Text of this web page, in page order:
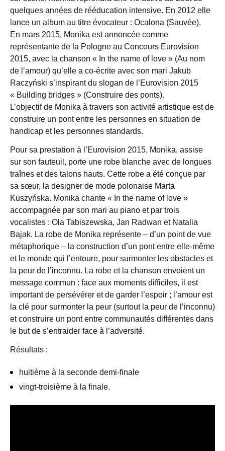
quelques années de rééducation intensive. En 2012 elle
lance un album au titre évocateur : Ocalona (Sauvée).
En mars 2015, Monika est annoncée comme
représentante de la Pologne au Concours Eurovision
2015, avec la chanson « In the name of love » (Au nom
de l’amour) qu’elle a co-écrite avec son mari Jakub
Raczyński s’inspirant du slogan de l’Eurovision 2015
« Building bridges » (Construire des ponts).
L’objectif de Monika à travers son activité artistique est de
construire un pont entre les personnes en situation de
handicap et les personnes standards.
Pour sa prestation à l’Eurovision 2015, Monika, assise
sur son fauteuil, porte une robe blanche avec de longues
traînes et des talons hauts. Cette robe a été conçue par
sa sœur, la designer de mode polonaise Marta
Kuszyńska. Monika chante « In the name of love »
accompagnée par son mari au piano et par trois
vocalistes : Ola Tabiszewska, Jan Radwan et Natalia
Bajak. La robe de Monika représente – d’un point de vue
métaphorique – la construction d’un pont entre elle-même
et le monde qui l’entoure, pour surmonter les obstacles et
la peur de l’inconnu. La robe et la chanson envoient un
message commun : face aux moments difficiles, il est
important de persévérer et de garder l’espoir ; l’amour est
la clé pour surmonter la peur (surtout la peur de l’inconnu)
et construire un pont entre communautés différentes dans
le but de s’entraider face à l’adversité.
Résultats :
huitième à la seconde demi-finale
vingt-troisième à la finale.